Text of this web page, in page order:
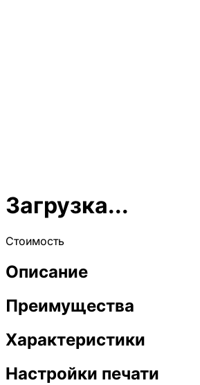
Загрузка...
Стоимость
Описание
Преимущества
Характеристики
Настройки печати